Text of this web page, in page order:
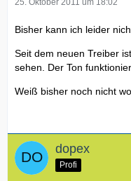
Bisher kann ich leider
Seit dem neuen Treiber
sehen. Der Ton
Weiß bisher noch nicht
dopex
Profi